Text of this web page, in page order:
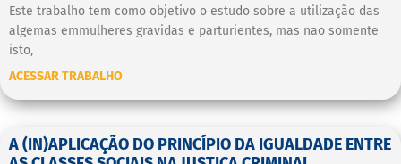
Este trabalho tem como objetivo o estudo sobre a utilização das
algemas emmulheres gravidas e parturientes, mas nao somente
isto,
ACESSAR TRABALHO
A (IN)APLICAÇÃO DO PRINCÍPIO DA IGUALDADE ENTRE